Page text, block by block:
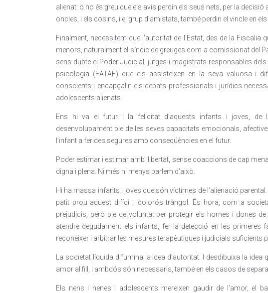
alienat: o no és greu que els avis perdin els seus nets, per la decisió
oncles, i els cosins, i el grup d’amistats, també perdin el vincle en
Finalment, necessitem que l’autoritat de l’Estat, des de la
menors, naturalment el síndic de greuges com a comissionat del
sens dubte el Poder Judicial, jutges i magistrats responsables
psicologia (EATAF) que els assisteixen en la seva valuosa i
conscients i encapçalin els debats professionals i jurídics
adolescents alienats.
Ens hi va el futur i la felicitat d’aquests infants i joves, de
desenvolupament ple de les seves capacitats emocionals,
l’infant a ferides segures amb conseqüències en el futur.
Poder estimar i estimar amb llibertat, sense coaccions de cap
digna i plena. Ni més ni menys parlem d’això.
Hi ha massa infants i joves que són víctimes de l’alienació
patit prou aquest difícil i dolorós tràngol. És hora, com a
prejudicis, però ple de voluntat per protegir els homes i dones
atendre degudament els infants, fer la detecció en les
reconèixer i arbitrar les mesures terapèutiques i judicials suficients
La societat líquida difumina la idea d’autoritat. I desdibuixa la
amor al fill, i ambdós són necessaris, també en els casos de
Els nens i nenes i adolescents mereixen gaudir de l’amor, el